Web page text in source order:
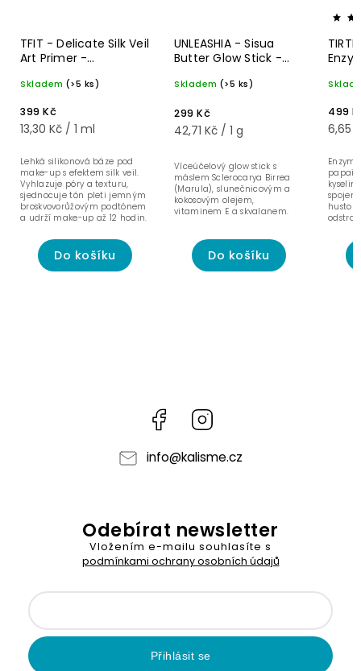
TFIT - Delicate Silk Veil
Art Primer -
make-up - 30 ml
Skladem (>5 ks)
399 Kč
13,30 Kč / 1 ml
Do košíku
Lehká silikonová báze pod
make-up s efektem silk veil.
Vyhlazuje póry a texturu,
sjednocuje tón pleti jemným
broskvovorůžovým podtónem
a udrží make-up až 12 hodin.
UNLEASHIA - Sisua
Butter Glow Stick -
hydratační balzám ve
Skladem (>5 ks)
299 Kč
42,71 Kč / 1 g
Do košíku
Víceúčelový glow stick s
máslem Sclerocarya Birrea
(Marula), slunečnicovým a
kokosovým olejem,
vitaminem E a skvalanem.
na
499
6,65
spojení
hustou
Facebook
info@kalisme.cz
Odebírat newsletter
Vložením e-mailu souhlasíte s
podmínkami ochrany osobních údajů
Přihlásit se